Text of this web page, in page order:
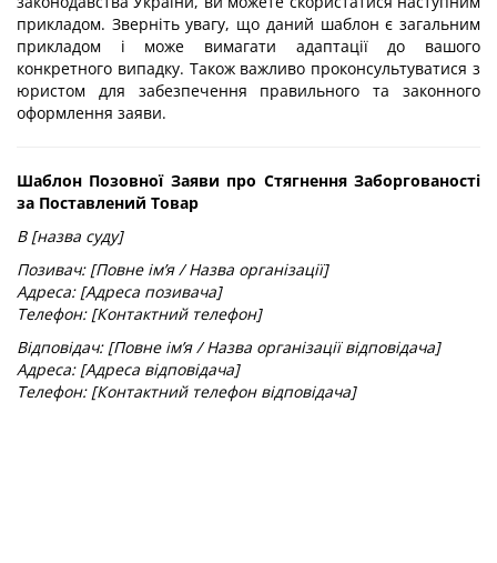
прикладом. Зверніть увагу, що даний шаблон є загальним
прикладом і може вимагати адаптації до вашого
конкретного випадку. Також важливо проконсультуватися з
юристом для забезпечення правильного та законного
оформлення заяви.
Шаблон Позовної Заяви про Стягнення Заборгованості
за Поставлений Товар
В [назва суду]
Позивач: [Повне ім’я / Назва організації]
Адреса: [Адреса позивача]
Телефон: [Контактний телефон]
Відповідач: [Повне ім’я / Назва організації відповідача]
Адреса: [Адреса відповідача]
Телефон: [Контактний телефон відповідача]